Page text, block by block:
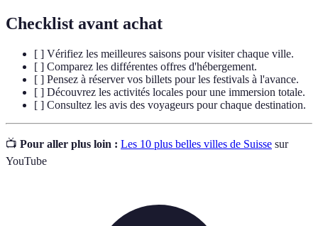
Checklist avant achat
[ ] Vérifiez les meilleures saisons pour visiter chaque ville.
[ ] Comparez les différentes offres d'hébergement.
[ ] Pensez à réserver vos billets pour les festivals à l'avance.
[ ] Découvrez les activités locales pour une immersion totale.
[ ] Consultez les avis des voyageurs pour chaque destination.
📺 Pour aller plus loin : Les 10 plus belles villes de Suisse sur
YouTube